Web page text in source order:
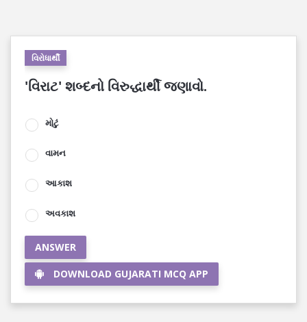
વિરોધાર્થી
'વિરાટ' શબ્દનો વિરુદ્ધાર્થી જણાવો.
મોટું
વામન
આકાશ
અવકાશ
ANSWER
DOWNLOAD GUJARATI MCQ APP